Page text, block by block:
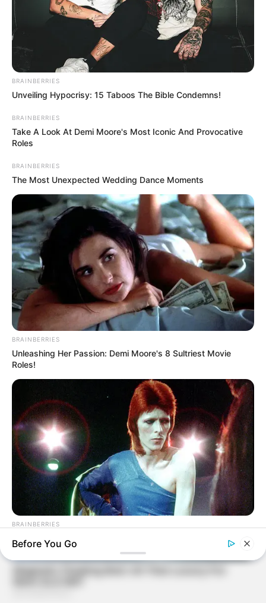
BRAINBERRIES
Unveiling Hypocrisy: 15 Taboos The Bible Condemns!
BRAINBERRIES
Take A Look At Demi Moore's Most Iconic And Provocative
Roles
BRAINBERRIES
The Most Unexpected Wedding Dance Moments
BRAINBERRIES
Unleashing Her Passion: Demi Moore's 8 Sultriest Movie
Roles!
BRAINBERRIES
These Photos Make Us Nostalgic For The 70's
Before You Go